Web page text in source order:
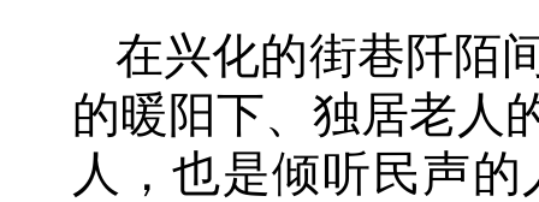
在兴化的街巷阡陌
的暖阳下、独居老人
人，也是倾听民声